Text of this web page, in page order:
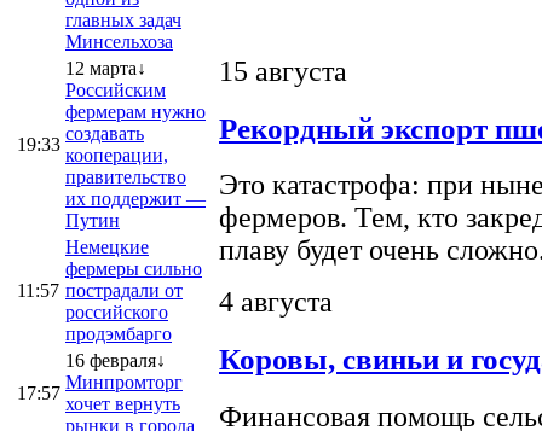
главных задач
Минсельхоза
19:33
12 марта↓
Российским
фермерам нужно
создавать
кооперации,
правительство
их поддержит —
Путин
11:57
Немецкие
фермеры сильно
пострадали от
российского
продэмбарго
17:57
16 февраля↓
Минпромторг
хочет вернуть
рынки в города
15 августа
Рекордный экспорт
Это катастрофа: при
фермеров. Тем, кто
плаву будет очень
4 августа
Коровы, свиньи и
Финансовая помощь